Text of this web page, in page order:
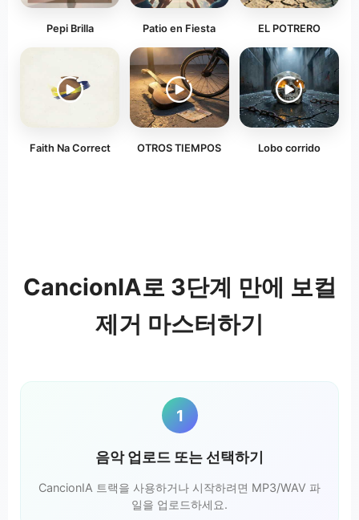
Pepi Brilla Patio en Fiesta EL POTRERO
Faith Na Correct OTROS TIEMPOS Lobo corrido
CancionIA로 3단계 만에 보컬
제거 마스터하기
1
음악 업로드 또는 선택하기
CancionIA 트랙을 사용하거나 시작하려면 MP3/WAV 파
일을 업로드하세요.